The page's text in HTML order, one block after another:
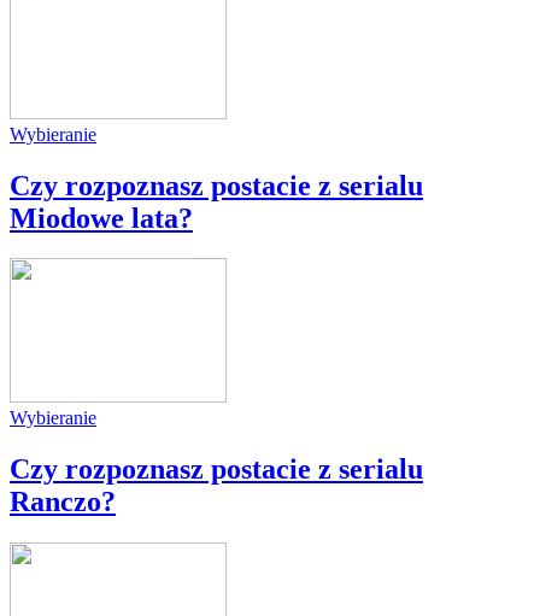
Wybieranie
Czy rozpoznasz postacie z serialu
Miodowe lata?
Wybieranie
Czy rozpoznasz postacie z serialu
Ranczo?